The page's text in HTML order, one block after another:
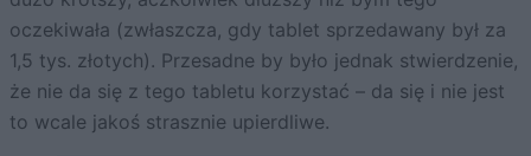
oczekiwała (zwłaszcza, gdy tablet sprzedawany był za
1,5 tys. złotych). Przesadne by było jednak stwierdzenie,
że nie da się z tego tabletu korzystać – da się i nie jest
to wcale jakoś strasznie upierdliwe.